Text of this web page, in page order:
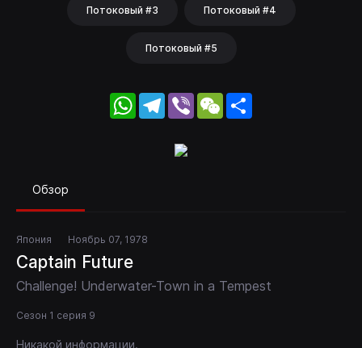
Потоковый #3 Потоковый #4
Потоковый #5
WhatsApp
Telegram
Viber WeChat
Обзор
Япония Ноябрь 07, 1978
Captain Future
Challenge! Underwater-Town in a Tempest
Сезон 1 серия 9
Никакой информации.